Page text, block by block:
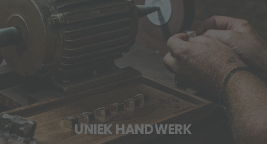
UNIEK HANDWERK